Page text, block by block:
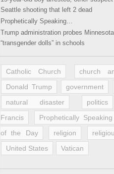
Seattle shooting that left 2 dead
Prophetically Speaking…
Trump administration probes
“transgender dolls” in schools
Catholic Church
church
Donald Trump
government
natural disaster
politics
Francis
Prophetically Speaking
of the Day
religion
United States
Vatican